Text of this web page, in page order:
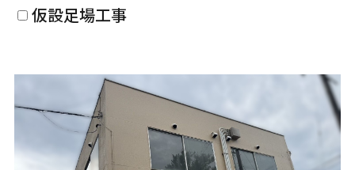
仮設足場工事